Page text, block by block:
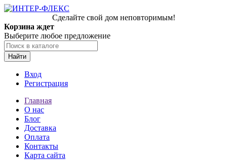
Сделайте свой дом неповторимым!
Корзина ждет
Выберите любое предложение
Найти
Вход
Регистрация
Главная
О нас
Блог
Доставка
Оплата
Контакты
Карта сайта